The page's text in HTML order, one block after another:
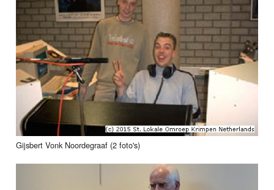
Gijsbert Vonk Noordegraaf (2 foto's)